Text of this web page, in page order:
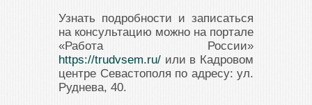
Узнать подробности и записаться
на консультацию можно на портале
«Работа России»
https://trudvsem.ru/ или в Кадровом
центре Севастополя по адресу: ул.
Руднева, 40.